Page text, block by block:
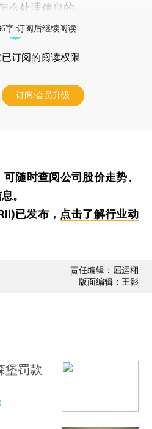
么处理信息的。
字 订阅后继续阅读
已订阅的阅读权限
订阅/会员升级
可随时查阅公司股价走势、
。
已发布， 点击了解行业动
责任编辑：屈运栩
版面编辑：王影
堡罚款